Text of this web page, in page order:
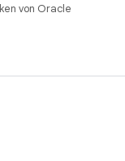
von Oracle